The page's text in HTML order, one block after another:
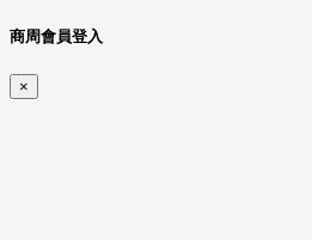
商周會員登入
×